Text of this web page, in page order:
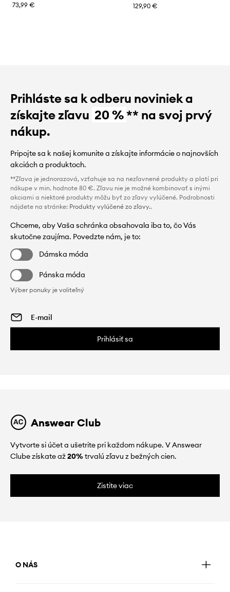
73,99 €
129,90 €
Prihláste sa k odberu noviniek a
získajte zľavu 20 %** na svoj prvý
nákup.
Pripojte sa k našej komunite a získajte informácie o najnovších
akciách a produktoch.
**Zľava je jednorazová, vzťahuje sa na nezľavnené produkty a platí pri
nákupe v min. hodnote 80 €. Zľavu nie je možné kombinovať s inými
akciami a niektoré produkty môžu byť zo zľavy vylúčené. Podrobnosti
nájdete na stránke: Produkty vylúčené zo zľavy..
Chceme, aby Vaša schránka obsahovala iba to, čo Vás
skutočne zaujíma. Povedzte nám, je to:
Dámska móda
Pánska móda
Výber ponuky je voliteľný
Prihlásiť sa
Answear Club
Vytvorte si účet a ušetrite pri každom nákupe. V Answear
Clube získate až20%trvalú zľavu z bežných cien.
Zistite viac
O NÁS